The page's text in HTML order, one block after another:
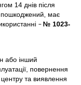
14 днів після
пошкоджений, має
– № 1023-
або інший
повернення
центру та виявлення